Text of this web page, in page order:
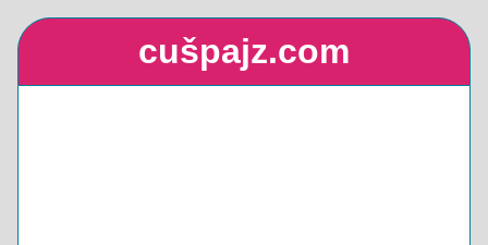
cušpajz.com